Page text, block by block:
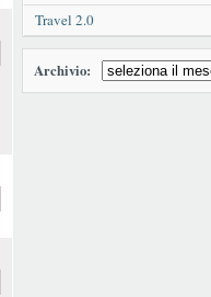
Travel 2.0
Archivio: